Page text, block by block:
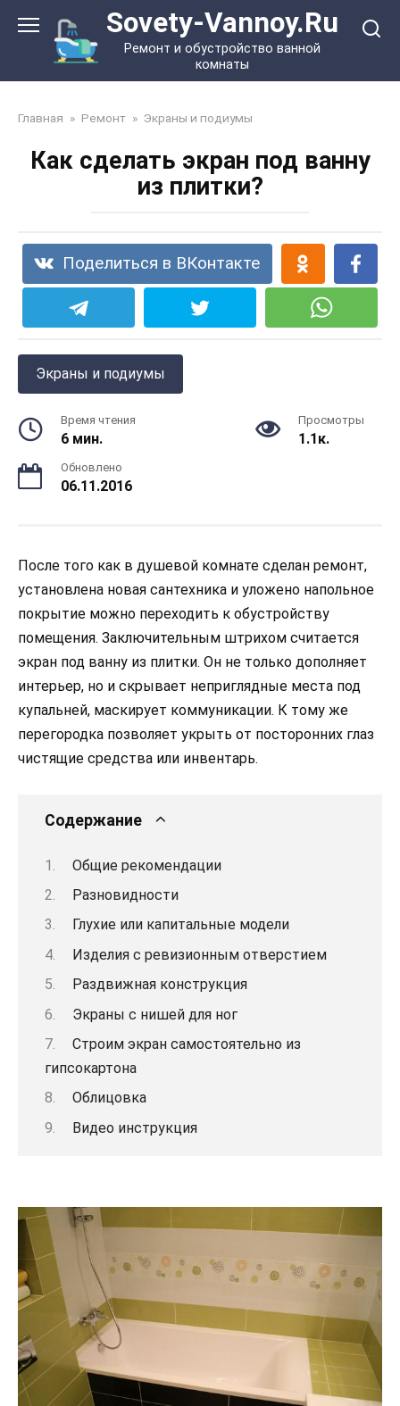
контенту
Sovety-Vannoy.Ru
Ремонт и обустройство ванной
комнаты
Главная » Ремонт » Экраны и подиумы
Как сделать экран под ванну
из плитки?
Поделиться в ВКонтакте
Экраны и подиумы
Время чтения
6 мин.
Просмотры
1.1к.
Обновлено
06.11.2016
После того как в душевой комнате сделан ремонт,
установлена новая сантехника и уложено напольное
покрытие можно переходить к обустройству
помещения. Заключительным штрихом считается
экран под ванну из плитки. Он не только дополняет
интерьер, но и скрывает неприглядные места под
купальней, маскирует коммуникации. К тому же
перегородка позволяет укрыть от посторонних глаз
чистящие средства или инвентарь.
Содержание
Общие рекомендации
Разновидности
Глухие или капитальные модели
Изделия с ревизионным отверстием
Раздвижная конструкция
Экраны с нишей для ног
Строим экран самостоятельно из
гипсокартона
Облицовка
Видео инструкция